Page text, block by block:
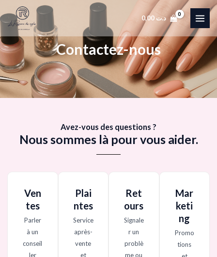
au
contenu
د.ت 0,00
Contactez-nous
Avez-vous des questions ?
Nous sommes là pour vous aider.
Ven
tes
Parler
à un
conseil
ler
Plai
ntes
Service
après-
vente
et
Ret
ours
Signale
r un
problè
me ou
Mar
keti
ng
Promo
tions